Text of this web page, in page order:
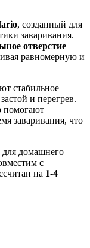
, созданный для
заваривания.
отверстие
равномерную и
стабильное
и перегрев.
помогают
заваривания, что
домашнего
с
на 1-4